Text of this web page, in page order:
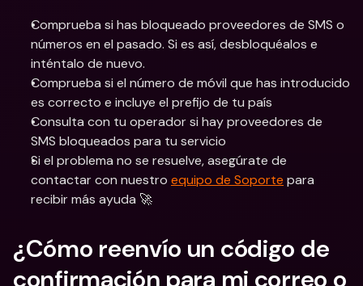
Comprueba si has bloqueado proveedores de SMS o
números en el pasado. Si es así, desbloquéalos e
inténtalo de nuevo.
Comprueba si el número de móvil que has introducido
es correcto e incluye el prefijo de tu país
Consulta con tu operador si hay proveedores de
SMS bloqueados para tu servicio
Si el problema no se resuelve, asegúrate de
contactar con nuestro equipo de Soporte para
recibir más ayuda 🚀
¿Cómo reenvío un código de
confirmación para mi correo o